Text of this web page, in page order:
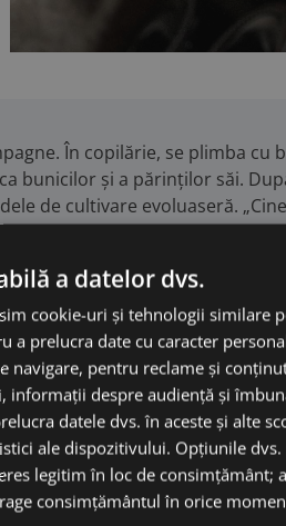
În copilărie, se plimba
și a părinților săi.
de cultivare evoluaseră.
frumoși.”
Champagne, precum și
a datelor dvs.
cookie-uri și tehnologii similare
a prelucra date cu caracter
navigare, pentru reclame și
informații despre audiență și
datele dvs. în aceste și alte
ale dispozitivului. Opțiunile
legitim în loc de consimțământ;
consimțământul în orice